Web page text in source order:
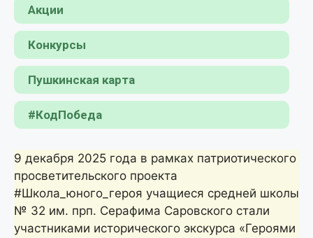
Акции
Конкурсы
Пушкинская карта
#КодПобеда
9 декабря 2025 года в рамках патриотического
просветительского проекта
#Школа_юного_героя учащиеся средней школы
№ 32 им. прп. Серафима Саровского стали
участниками исторического экскурса «Героями